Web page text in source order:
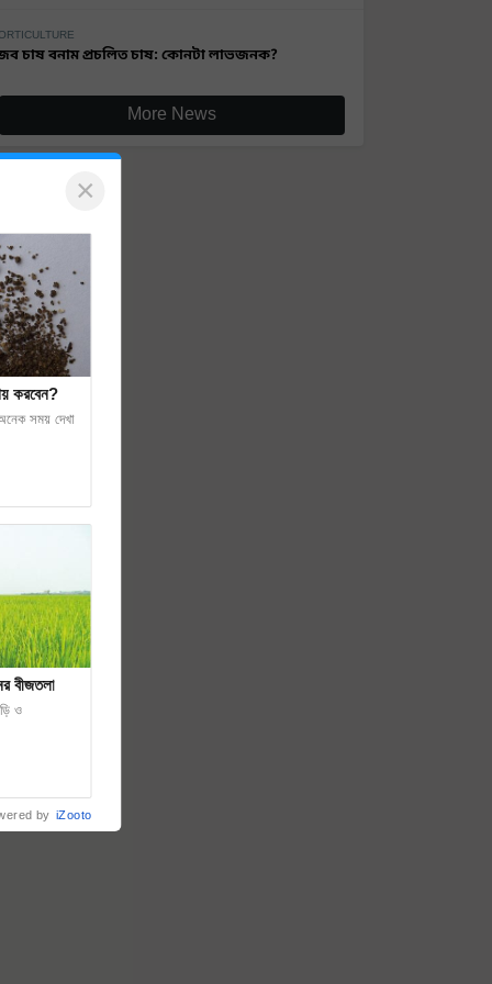
চাষ বনাম প্রচলিত চাষ: কোনটা লাভজনক?
More News
×
করবেন?
সময় দেখা
বীজতলা
ও
by iZooto